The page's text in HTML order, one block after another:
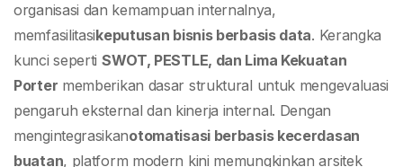
organisasi dan kemampuan internalnya,
memfasilitasikeputusan bisnis berbasis data. Kerangka
kunci seperti SWOT, PESTLE, dan Lima Kekuatan
Porter memberikan dasar struktural untuk mengevaluasi
pengaruh eksternal dan kinerja internal. Dengan
mengintegrasikanotomatisasi berbasis kecerdasan
buatan, platform modern kini memungkinkan arsitek